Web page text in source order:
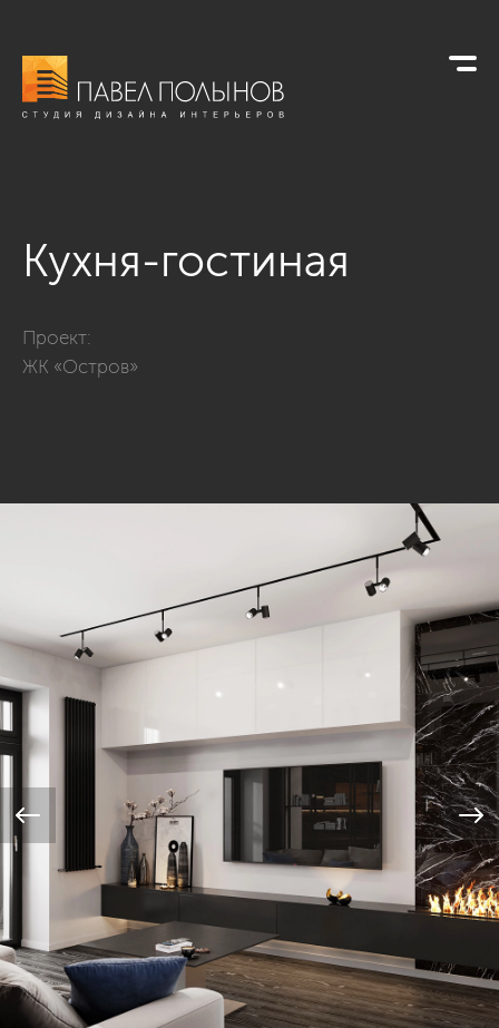
Кухня-гостиная
Проект:
ЖК «Остров»